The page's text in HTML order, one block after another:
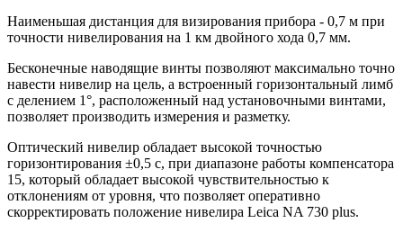
Наименьшая дистанция для визирования прибора - 0,7 м при
точности нивелирования на 1 км двойного хода 0,7 мм.
Бесконечные наводящие винты позволяют максимально точно
навести нивелир на цель, а встроенный горизонтальный лимб
с делением 1°, расположенный над установочными винтами,
позволяет производить измерения и разметку.
Оптический нивелир обладает высокой точностью
горизонтирования ±0,5 с, при диапазоне работы компенсатора
15, который обладает высокой чувствительностью к
отклонениям от уровня, что позволяет оперативно
скорректировать положение нивелира Leica NA 730 plus.